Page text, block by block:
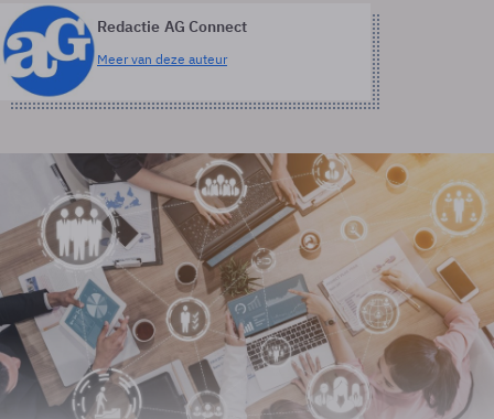
Redactie AG Connect
Meer van deze auteur